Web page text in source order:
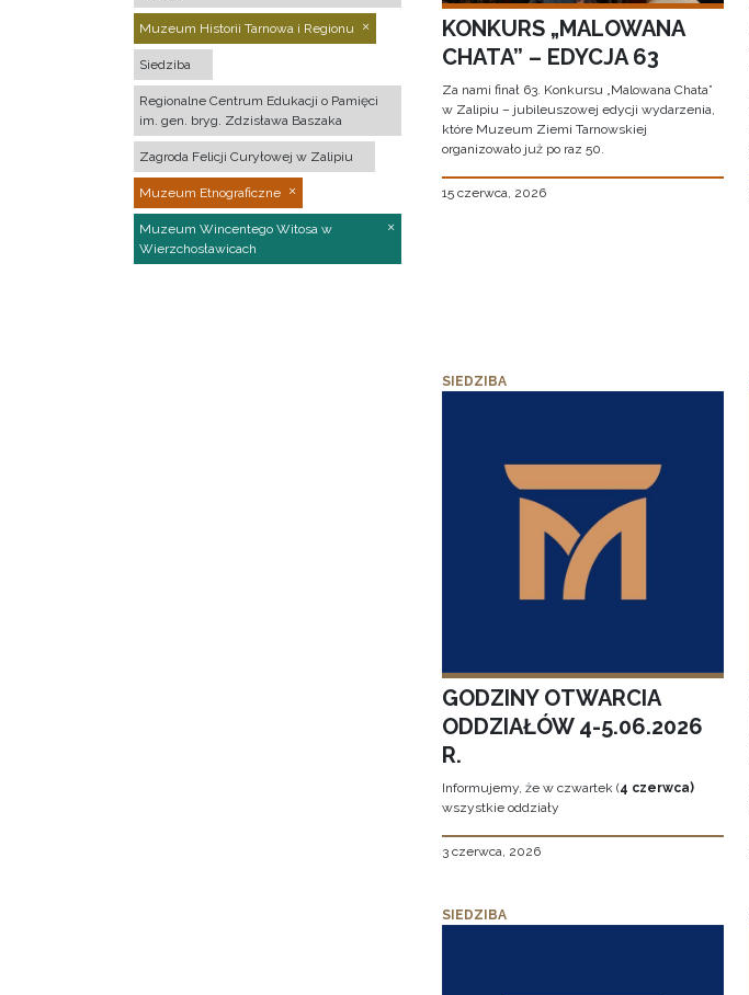
Muzeum Historii Tarnowa i Regionu
Siedziba
Regionalne Centrum Edukacji o Pamięci
im. gen. bryg. Zdzisława Baszaka
Zagroda Felicji Curyłowej w Zalipiu
Muzeum Etnograficzne
Muzeum Wincentego Witosa w
Wierzchosławicach
KONKURS „MALOWANA
CHATA” – EDYCJA 63
Za nami finał 63. Konkursu „Malowana Chata”
w Zalipiu – jubileuszowej edycji wydarzenia,
które Muzeum Ziemi Tarnowskiej
organizowało już po raz 50.
15 czerwca, 2026
SIEDZIBA
GODZINY OTWARCIA
ODDZIAŁÓW 4-5.06.2026
R.
Informujemy, że w czwartek (4 czerwca)
wszystkie oddziały
3 czerwca, 2026
SIEDZIBA